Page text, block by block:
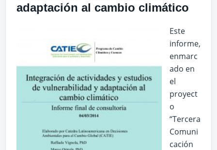
adaptación al cambio climático
Este
informe,
enmarc
ado en
el
proyect
o
“Tercera
Comuni
cación